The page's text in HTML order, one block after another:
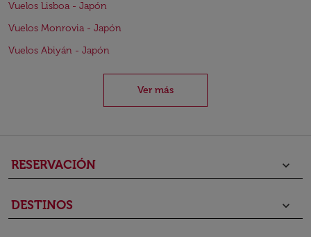
Vuelos Lisboa - Japón
Vuelos Monrovia - Japón
Vuelos Abiyán - Japón
Ver más
RESERVACIÓN keyboard_arrow_down
DESTINOS keyboard_arrow_down